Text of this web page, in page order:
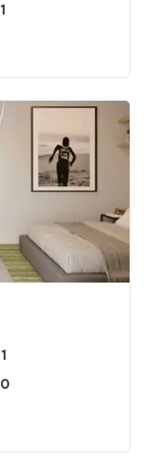
1
1
0